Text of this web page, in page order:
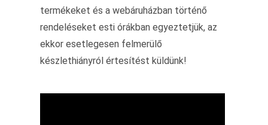
termékeket és a webáruházban történő
rendeléseket esti órákban egyeztetjük, az
ekkor esetlegesen felmerülő
készlethiányról értesítést küldünk!